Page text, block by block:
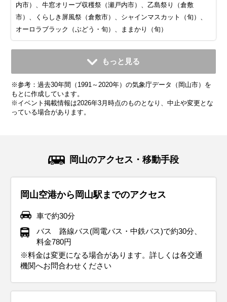
内市）、牛窓オリーブ収穫祭（瀬戸内市）、乙島祭り（倉敷
市）、くらしき屏風祭（倉敷市）、シャインマスカット（旬）、
オーロラブラック（ぶどう・旬）、ままかり（旬）
11月
平均気温・降水量
11.6℃ 53.3mm
気候・服装
11月の中国地方は秋の終わりを感じる季節で、平均気温は
コートを選ぶと安心です。インナーにはセーターやタートル
ネックを合わせて、しっかり暖かさをキープしましょう。足
元には防寒性のあるスニーカーやブーツを履いて、観光中の
快適さを保ちます。中国地方では紅葉の見頃を迎える時期で
もあるので、秋の自然美を楽しむために、防寒対策と季節感
を意識した服装を心がけると良いです。特に観光地ではスト
12月
平均気温・降水量
6.6℃ 41.5mm
気候・服装
12月の中国地方は平均気温が8℃前後で、最低気温は5℃を下
フリース素材を取り入れて、暖かさをしっかり確保しましょ
う。さらに、手袋やマフラー、帽子などの防寒小物も忘れず
に用意して、寒さ対策を万全に。靴は滑りにくいブーツや防
寒性のあるスニーカーが最適です。中国地方の観光地では、
クリスマスイルミネーションや年末のイベントが盛りだくさ
ん。寒さを防ぎつつ、長時間歩ける快適な服装を選んで、冬
1月
平均気温・降水量
4.6℃ 36.2mm
気候・服装
1月の中国地方は冬本番。平均気温は約5℃と寒い日が続きま
さをキープできます。さらに、手袋やマフラー、帽子などの
防寒小物を活用して、寒さ対策をしっかりしましょう。靴は
防寒性が高く、滑りにくいソールのブーツやスニーカーがお
すすめです。1月の中国地方は晴れる日も多いので、風を通
しにくいアウターがあると快適に過ごせます。観光地では冷
たい風に備えて、重ね着しやすい服装を心がけると安心で
2月
平均気温・降水量
5.2℃ 45.4mm
気候・服装
2月の中国地方も1月に引き続き寒い日が多いですが、少しず
ーや中綿入りジャケットがおすすめ。インナーには保温性の
高いセーターや長袖シャツを着て、重ね着で体温調整を心が
けましょう。手袋やマフラーも欠かせません！冷えやすい首
元や手先をしっかり防寒してください。屋外観光では携帯用
カイロを持参すると、さらに快適に過ごせます。
イベント・観光
梅の見ごろ、梅の里公園梅まつり（津山市）、西大寺会陽 はだか
3月
平均気温・降水量
8.7℃ 82.5mm
気候・服装
3月の中国地方は春を感じられる季節です。平均気温は10℃
す。日中は暖かい日差しを感じることもあるので、長袖シャ
ツや薄手のセーターをベースにして、重ね着で調整できる服
装がおすすめです。また、春の風が冷たく感じることもある
ので、防風機能のあるアウターがあるとさらに快適に過ごせ
イベント・観光
桜の見ごろ、梅の見ごろ、岡山さくらカーニバル（岡山市）、梅
4月
平均気温・降水量
14.1℃ 90.0mm
気候・服装
4月の中国地方は春本番！桜が満開になり、観光にぴったり
ンがおすすめ。インナーには長袖シャツやブラウスを合わせ
て、朝晩の涼しさには軽めのアウターを羽織ると安心です。
足元は歩きやすいスニーカーを選んで、観光を快適に楽しみ
ましょう。また、急な雨に備えて折りたたみ傘があるとさら
に安心です。
イベント・観光
桜の見ごろ、岡山さくらカーニバル（岡山市）、津山さくらまつ
5月
平均気温・降水量
19.1℃ 112.6mm
気候・服装
5月の中国地方は初夏の爽やかな気候が楽しめる季節です。
が便利。朝晩の涼しさに備えつつ、日中は半袖シャツや軽や
かなパンツ、スカートで快適に過ごせます。観光名所を巡る
なら、動きやすいスニーカーがおすすめです。また、日差し
が強い日もあるので、帽子や日焼け止めでしっかり紫外線対
策をしましょう。軽やかな服装で季節感を楽しみながら、広
島の観光を思いきり満喫してください。
イベント・観光
6月
平均気温・降水量
22.7℃ 169.3mm
気候・服装
6月の中国地方は梅雨入りの時期で、雨の日が多くなりま
のパンツを選ぶと快適です。また、防水性の高いジャケット
やレインコート、折りたたみ傘は必須アイテム。靴は防水加
工されたスニーカーやレインシューズで、雨の日でも移動が
楽になります。梅雨でも快適に観光を楽しめる服装を心がけ
て、中国地方の美しい景観を存分に堪能してください。
イベント・観光
あじさいの見ごろ、果物狩り（ぶどう・マスカットなど）、吉備
7月
平均気温・降水量
27.0℃ 177.4mm
気候・服装
7月の中国地方は本格的な真夏の暑さがやってきます。平均
です。日中の強い日差しを避けるために、帽子やサングラス
を使ったり、日焼け止めで紫外線対策をしっかり行いましょ
う。観光地や公共交通機関では冷房が効いていることもある
ので、薄手のカーディガンやストールを持ち歩くと便利で
す。長時間歩くなら、通気性の良い軽量スニーカーで快適に
過ごせます。こまめに水分補給をしながら、夏の中国地方観
もっと見る
※参考：過去30年間（1991～2020年）の気象庁データ（岡山市）を
もとに作成しています。
※イベント掲載情報は2026年3月時点のものとなり、中止や変更とな
っている場合があります。
岡山のアクセス・移動手段
岡山空港から岡山駅までのアクセス
車で約30分
バス 路線バス(岡電バス・中鉄バス)で約30分、
料金780円
※料金は変更になる場合があります。詳しくは各交通
機関へお問合わせください